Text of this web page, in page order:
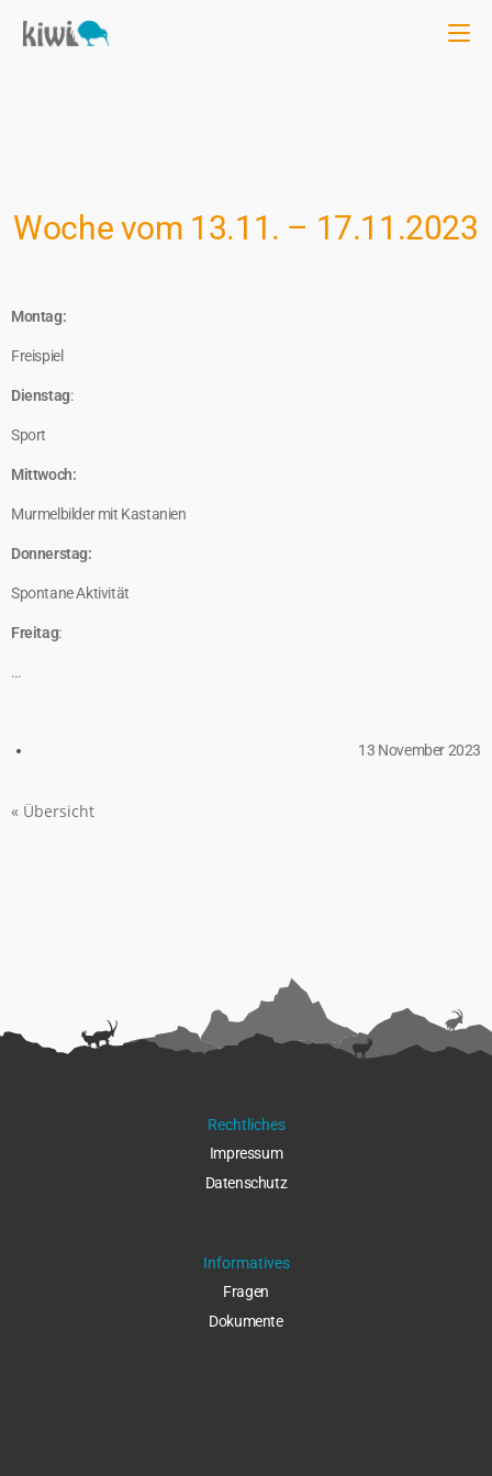
Woche vom 13.11. – 17.11.2023
Montag:
Freispiel
Dienstag:
Sport
Mittwoch:
Murmelbilder mit Kastanien
Donnerstag:
Spontane Aktivität
Freitag:
…
13 November 2023
« Übersicht
Rechtliches
Impressum
Datenschutz
Informatives
Fragen
Dokumente